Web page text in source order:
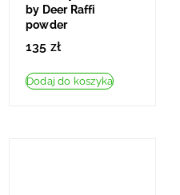
by Deer Raffi
powder
135 zł
Dodaj do koszyka